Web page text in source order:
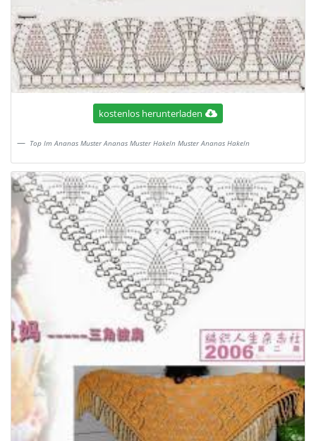
kostenlos herunterladen
Top Im Ananas Muster Ananas Muster Hakeln Muster Ananas Hakeln